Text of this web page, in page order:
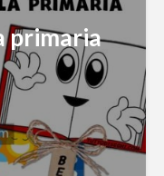
primaria